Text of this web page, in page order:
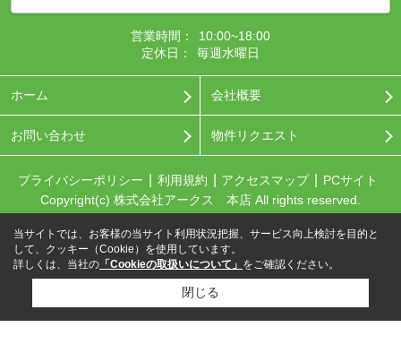
営業時間：
10:00~18:00
定休日：
毎週水曜日
ホーム 会社概要
お問い合わせ 物件リクエスト
プライバシーポリシー 利用規約 アクセスマップ
PCサイト
Copyright(c) 株式会社アークス 本店 All rights reserved.
当サイトでは、お客様の当サイト利用状況把握、サービス向上検討を目的と
して、クッキー（Cookie）を使用しています。
詳しくは、当社の 「Cookieの取扱いについて」 をご確認ください。
閉じる